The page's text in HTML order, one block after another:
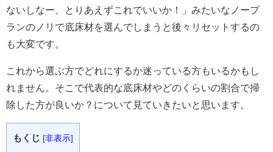
ないしなー、とりあえずこれでいいか！」みたいなノープ
ランのノリで底床材を選んでしまうと後々リセットするの
も大変です。
これから選ぶ方でどれにするか迷っている方もいるかもし
れません。そこで代表的な底床材やどのくらいの割合で掃
除した方が良いか？について見ていきたいと思います。
もくじ [非表示]